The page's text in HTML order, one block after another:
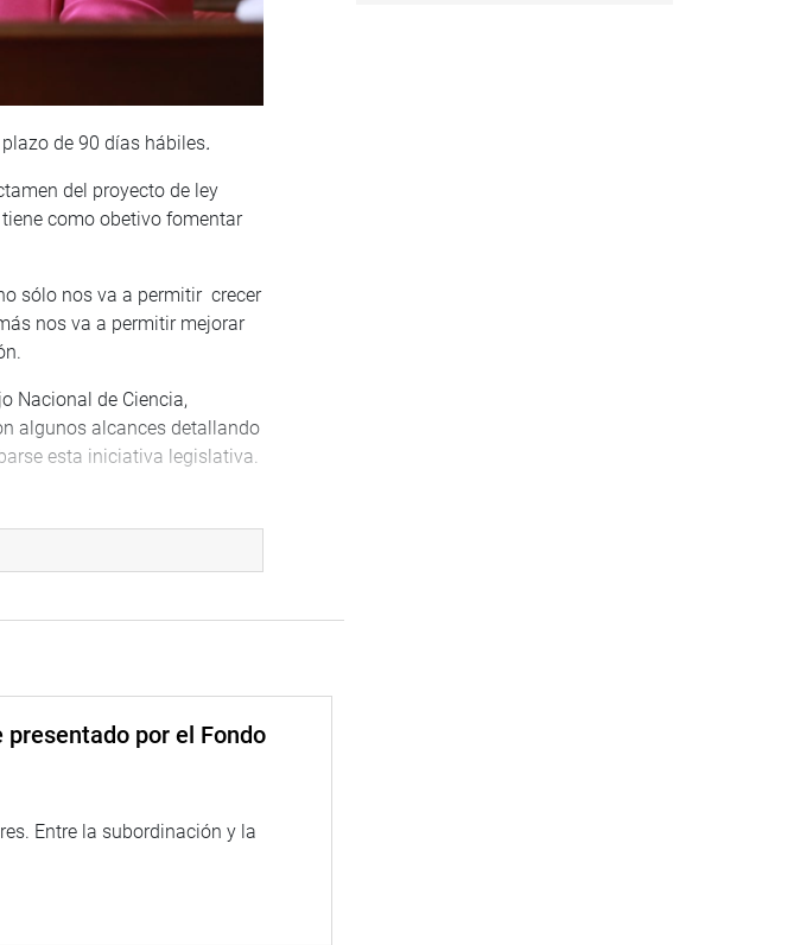
de 90 días hábiles.
del proyecto de ley
como obetivo fomentar
sólo nos va a permitir crecer
nos va a permitir mejorar
Nacional de Ciencia,
algunos alcances detallando
esta iniciativa legislativa.
ejecución de manera
manera conjunta se
Innovación y
Consejo de Ministros,
y aprobado en el
por el Fondo
Entre la subordinación y la